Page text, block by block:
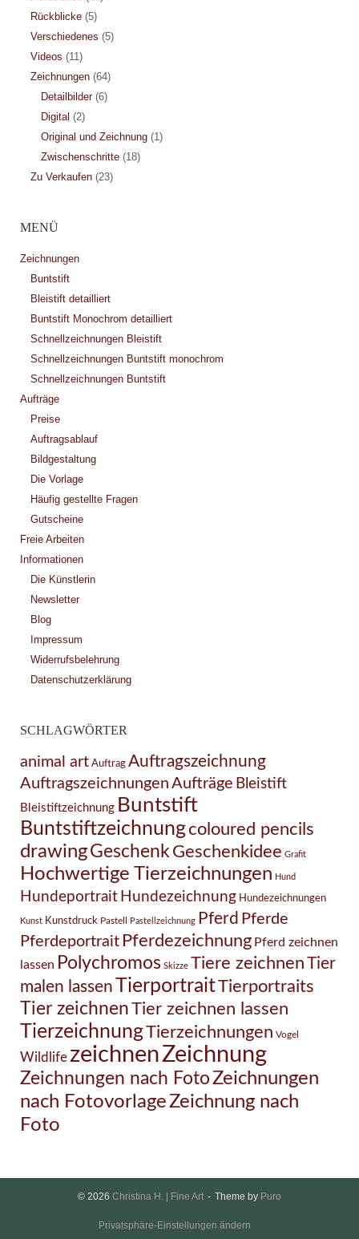
Rückblicke(5)
Verschiedenes (5)
Videos (11)
Zeichnungen(64)
Detailbilder(6)
Digital (2)
Original und Zeichnung(1)
Zwischenschritte(18)
Zu Verkaufen(23)
MENÜ
Zeichnungen
Buntstift
Bleistift detailliert
Buntstift Monochrom detailliert
Schnellzeichnungen Bleistift
Schnellzeichnungen Buntstift monochrom
Schnellzeichnungen Buntstift
Aufträge
Preise
Auftragsablauf
Bildgestaltung
Die Vorlage
Häufig gestellte Fragen
Gutscheine
Freie Arbeiten
Informationen
Die Künstlerin
Newsletter
Blog
Impressum
Widerrufsbelehrung
Datenschutzerklärung
SCHLAGWÖRTER
animal art Auftrag Auftragszeichnung
Auftragszeichnungen Aufträge Bleistift
Bleistiftzeichnung Buntstift
Buntstiftzeichnungcoloured pencils
drawingGeschenk Geschenkidee Grafit
Hochwertige Tierzeichnungen Hund
Hundeportrait Hundezeichnung Hundezeichnungen
Kunst Kunstdruck Pastell Pastellzeichnung Pferd Pferde
Pferdeportrait Pferdezeichnung Pferd zeichnen
lassen Polychromos Skizze Tiere zeichnenTier
malen lassenTierportraitTierportraits
Tier zeichnenTier zeichnen lassen
TierzeichnungTierzeichnungen Vogel
Wildlife zeichnenZeichnung
Zeichnungen nach FotoZeichnungen
nach FotovorlageZeichnung nach
Foto
© 2026 Christina H. | Fine Art Theme by Puro
Privatsphäre-Einstellungen ändern